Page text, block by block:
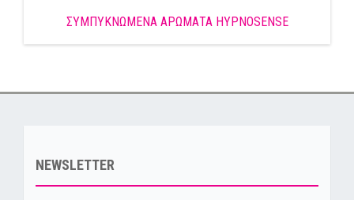
ΣΥΜΠΥΚΝΩΜΕΝΑ ΑΡΩΜΑΤΑ HYPNOSENSE
NEWSLETTER